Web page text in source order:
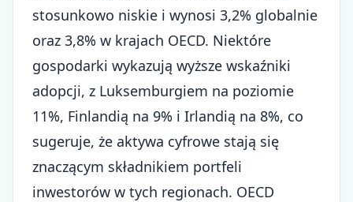
stosunkowo niskie i wynosi 3,2% globalnie
oraz 3,8% w krajach OECD. Niektóre
gospodarki wykazują wyższe wskaźniki
adopcji, z Luksemburgiem na poziomie
11%, Finlandią na 9% i Irlandią na 8%, co
sugeruje, że aktywa cyfrowe stają się
znaczącym składnikiem portfeli
inwestorów w tych regionach. OECD